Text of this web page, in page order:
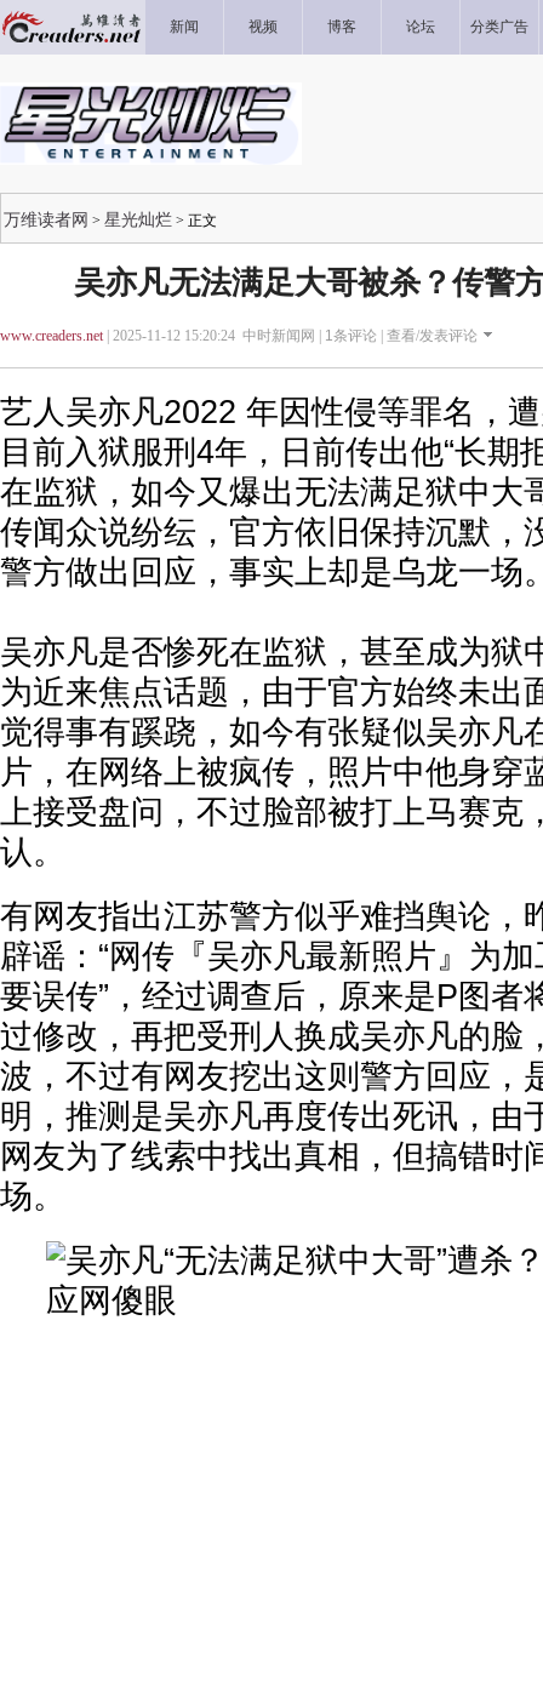
新闻 视频 博客 论坛 分类广告
万维读者网 > 星光灿烂 > 正文
吴亦凡无法满足大哥被杀？传警
www.creaders.net| 2025-11-12 15:20:24 中时新闻网 | 1条评论 | 查看/发表评论
艺人吴亦凡2022 年因性侵等罪名，
目前入狱服刑4年，日前传出他“长期
在监狱，如今又爆出无法满足狱中大
传闻众说纷纭，官方依旧保持沉默，
警方做出回应，事实上却是乌龙一场
吴亦凡是否惨死在监狱，甚至成为狱
为近来焦点话题，由于官方始终未出
觉得事有蹊跷，如今有张疑似吴亦凡
片，在网络上被疯传，照片中他身穿
上接受盘问，不过脸部被打上马赛克
认。
有网友指出江苏警方似乎难挡舆论，
辟谣：“网传『吴亦凡最新照片』为
要误传”，经过调查后，原来是P图者
过修改，再把受刑人换成吴亦凡的脸
波，不过有网友挖出这则警方回应，
明，推测是吴亦凡再度传出死讯，由
网友为了线索中找出真相，但搞错时
场。